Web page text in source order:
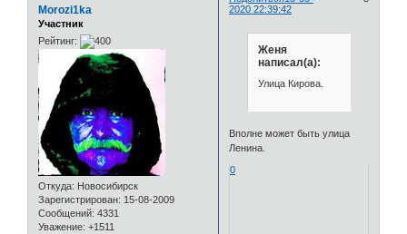
2020 22:39:42
Morozi1ka
Участник
Рейтинг:
Откуда: Новосибирск
Зарегистрирован: 15-08-2009
Сообщений: 4331
Уважение: +1511
Женя
написал(а):
Улица Кирова.
Вполне может быть улица
Ленина.
0